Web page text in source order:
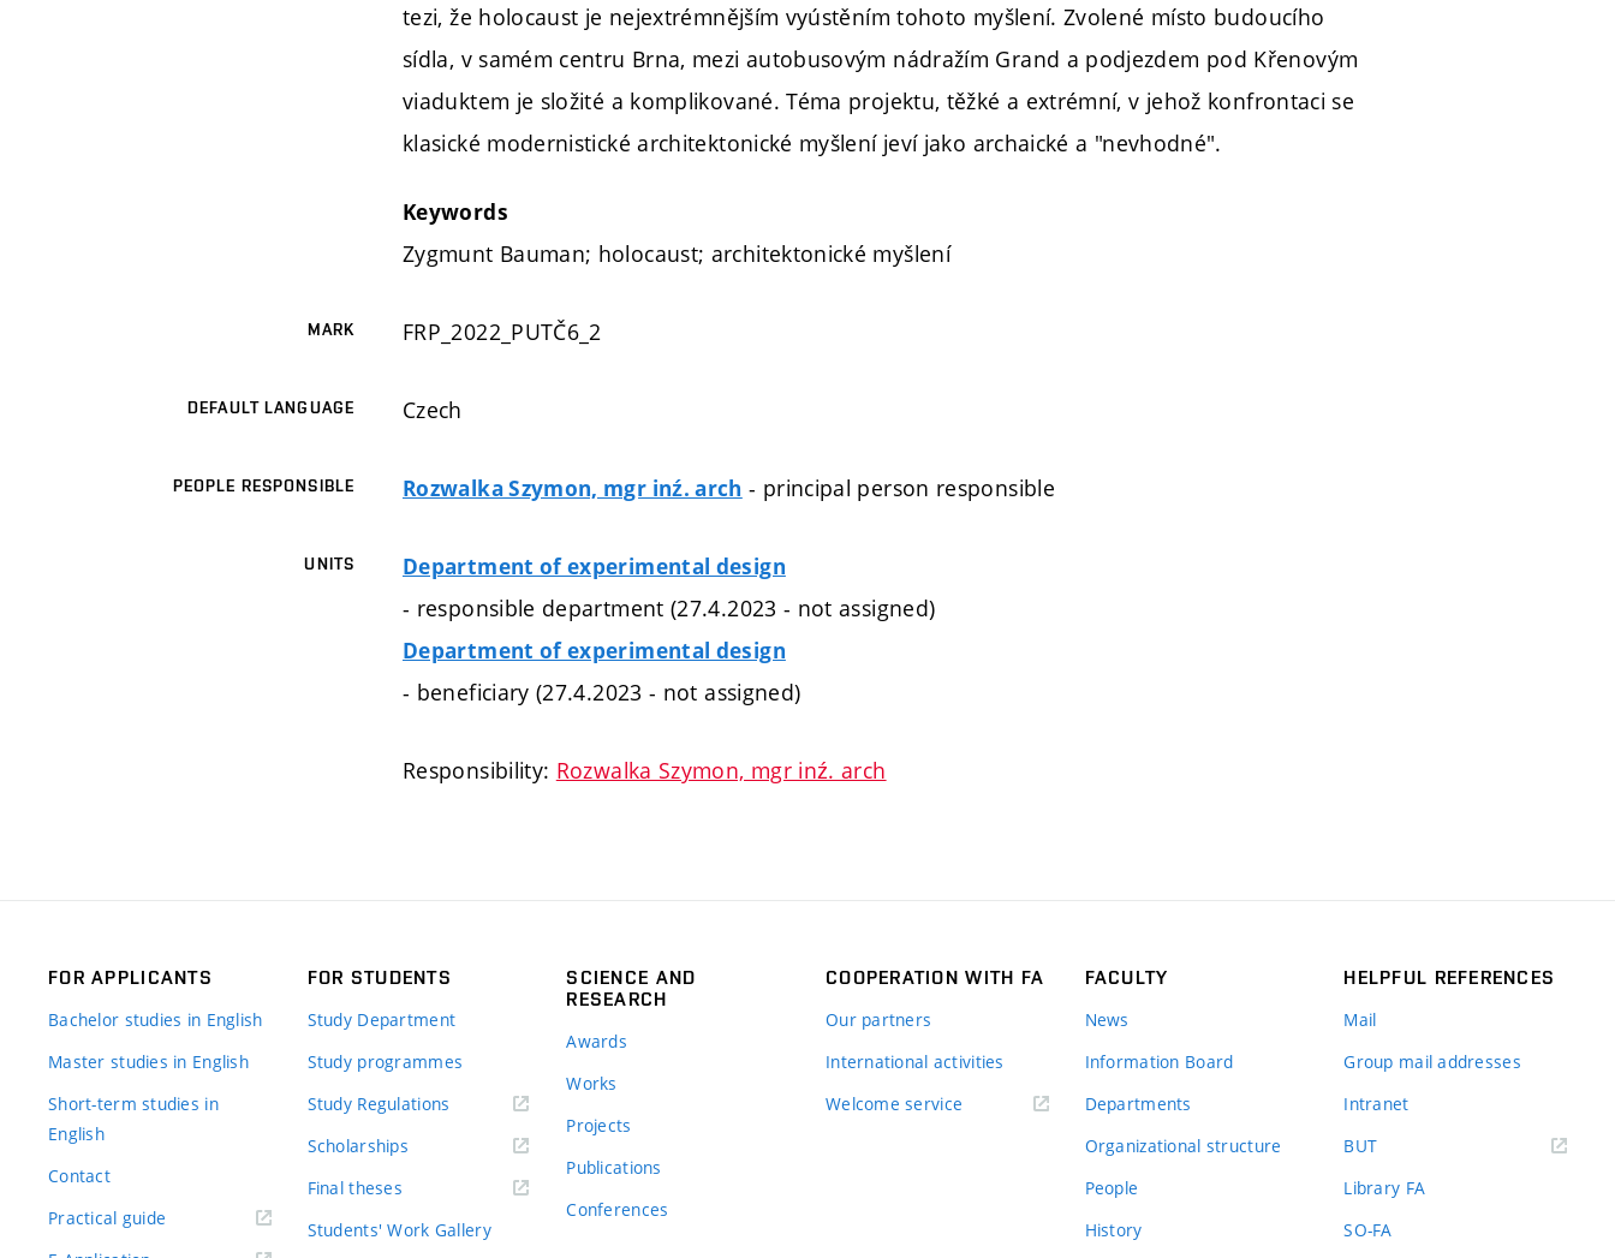
tezi, že holocaust je nejextrémnějším vyústěním tohoto myšlení. Zvolené místo budoucího
sídla, v samém centru Brna, mezi autobusovým nádražím Grand a podjezdem pod Křenovým
viaduktem je složité a komplikované. Téma projektu, těžké a extrémní, v jehož konfrontaci se
klasické modernistické architektonické myšlení jeví jako archaické a "nevhodné".
Keywords
Zygmunt Bauman; holocaust; architektonické myšlení
MARK FRP_2022_PUTČ6_2
DEFAULT LANGUAGE Czech
PEOPLE RESPONSIBLE Rozwalka Szymon, mgr inź. arch - principal person responsible
UNITS Department of experimental design
- responsible department (27.4.2023 - not assigned)
Department of experimental design
- beneficiary (27.4.2023 - not assigned)
Responsibility: Rozwalka Szymon, mgr inź. arch
FOR APPLICANTS
Bachelor studies in English
Master studies in English
Short-term studies in
English
Contact
Practical guide
FOR STUDENTS
Study Department
Study programmes
Study Regulations
Scholarships
Final theses
Students' Work Gallery
SCIENCE AND
RESEARCH
Awards
Works
Projects
Publications
Conferences
COOPERATION WITH FA
Our partners
International activities
Welcome service
FACULTY
News
Information Board
Departments
Organizational structure
People
History
HELPFUL REFERENCES
Mail
Group mail addresses
Intranet
BUT(external
Library FA
SO-FA